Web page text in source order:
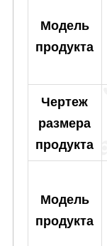
Модель
продукта
Чертеж
размера
продукта
Модель
продукта